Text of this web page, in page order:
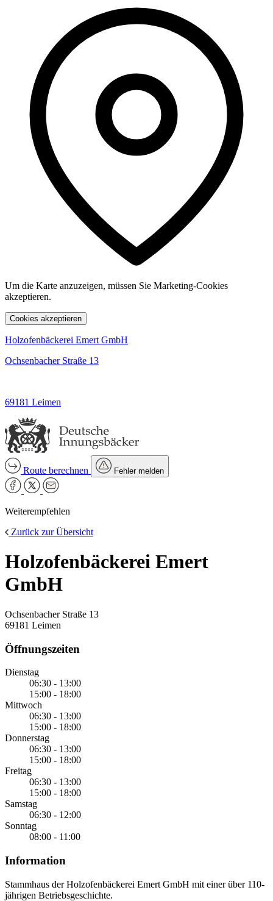
Um die Karte anzuzeigen, müssen Sie Marketing-Cookies
akzeptieren.
Cookies akzeptieren
Holzofenbäckerei Emert GmbH
Ochsenbacher Straße 13
69181 Leimen
Route berechnen Fehler melden
Weiterempfehlen
Zurück zur Übersicht
Holzofenbäckerei Emert
GmbH
Ochsenbacher Straße 13
69181 Leimen
Öffnungszeiten
Dienstag
06:30 - 13:00
15:00 - 18:00
Mittwoch
06:30 - 13:00
15:00 - 18:00
Donnerstag
06:30 - 13:00
15:00 - 18:00
Freitag
06:30 - 13:00
15:00 - 18:00
Samstag
06:30 - 12:00
Sonntag
08:00 - 11:00
Information
Stammhaus der Holzofenbäckerei Emert GmbH mit einer über 110-
jährigen Betriebsgeschichte.